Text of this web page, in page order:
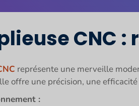
CNC
représente une merveille
offre une précision, une
: